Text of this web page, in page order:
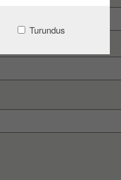
Turundus